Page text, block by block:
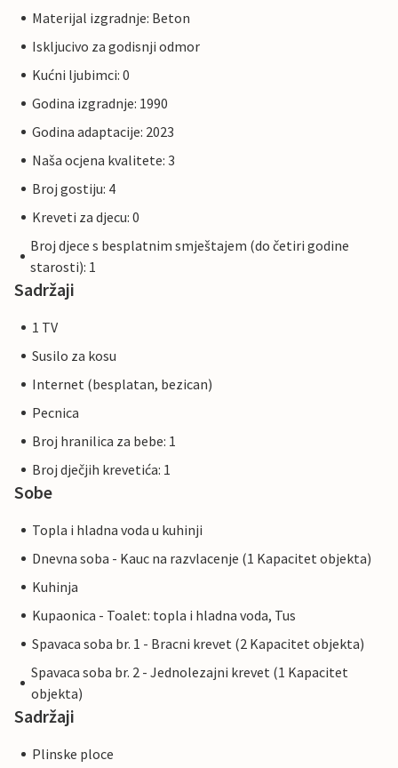
Materijal izgradnje: Beton
Iskljucivo za godisnji odmor
Kućni ljubimci: 0
Godina izgradnje: 1990
Godina adaptacije: 2023
Naša ocjena kvalitete: 3
Broj gostiju: 4
Kreveti za djecu: 0
Broj djece s besplatnim smještajem (do četiri godine
starosti): 1
Sadržaji
1 TV
Susilo za kosu
Internet (besplatan, bezican)
Pecnica
Broj hranilica za bebe: 1
Broj dječjih krevetića: 1
Sobe
Topla i hladna voda u kuhinji
Dnevna soba - Kauc na razvlacenje (1 Kapacitet objekta)
Kuhinja
Kupaonica - Toalet: topla i hladna voda, Tus
Spavaca soba br. 1 - Bracni krevet (2 Kapacitet objekta)
Spavaca soba br. 2 - Jednolezajni krevet (1 Kapacitet
objekta)
Sadržaji
Plinske ploce